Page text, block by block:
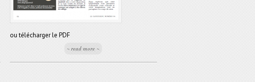
ou télécharger le PDF
~ read more ~